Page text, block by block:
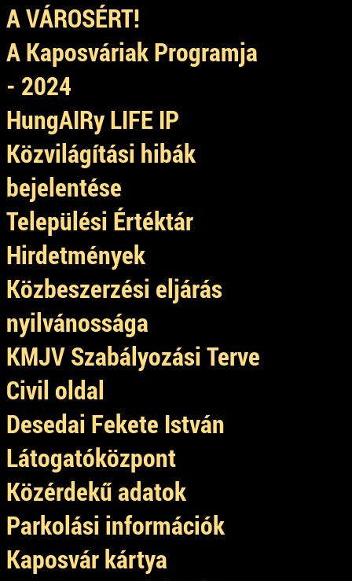
A VÁROSÉRT!
A Kaposváriak Programja
- 2024
HungAIRy LIFE IP
Közvilágítási hibák
bejelentése
Települési Értéktár
Hirdetmények
Közbeszerzési eljárás
nyilvánossága
KMJV Szabályozási Terve
Civil oldal
Desedai Fekete István
Látogatóközpont
Közérdekű adatok
Parkolási információk
Kaposvár kártya